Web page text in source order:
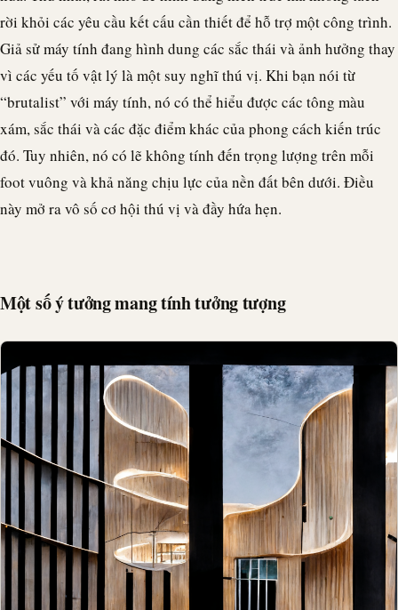
rời khỏi các yêu cầu kết cấu cần thiết để hỗ trợ một công trình.
Giả sử máy tính đang hình dung các sắc thái và ảnh hưởng thay
vì các yếu tố vật lý là một suy nghĩ thú vị. Khi bạn nói từ
“brutalist” với máy tính, nó có thể hiểu được các tông màu
xám, sắc thái và các đặc điểm khác của phong cách kiến trúc
đó. Tuy nhiên, nó có lẽ không tính đến trọng lượng trên mỗi
foot vuông và khả năng chịu lực của nền đất bên dưới. Điều
này mở ra vô số cơ hội thú vị và đầy hứa hẹn.
Một số ý tưởng mang tính tưởng tượng